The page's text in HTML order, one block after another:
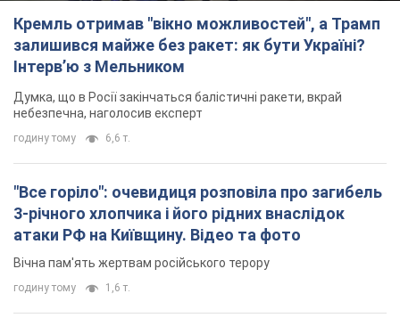
Кремль отримав "вікно можливостей", а Трамп
залишився майже без ракет: як бути Україні?
Інтерв’ю з Мельником
Думка, що в Росії закінчаться балістичні ракети, вкрай
небезпечна, наголосив експерт
годину тому 6,6 т.
"Все горіло": очевидиця розповіла про загибель
3-річного хлопчика і його рідних внаслідок
атаки РФ на Київщину. Відео та фото
Вічна пам'ять жертвам російського терору
годину тому 1,6 т.